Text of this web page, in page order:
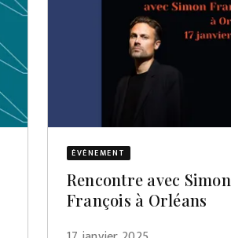
ÉVÈNEMENT
Rencontre avec Simon
François à Orléans